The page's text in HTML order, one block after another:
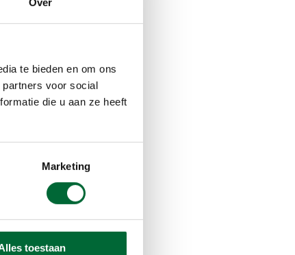
te bieden en om ons
voor social
die u aan ze heeft
Marketing
toestaan